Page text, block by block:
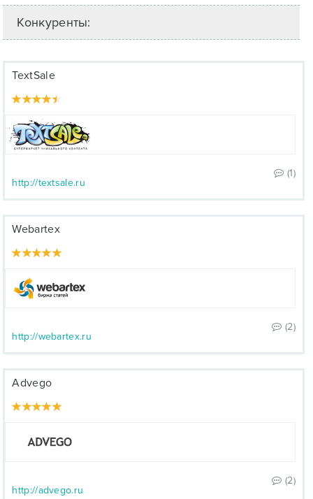
Конкуренты:
TextSale
(1)
http://textsale.ru
Webartex
(2)
http://webartex.ru
Advego
(2)
http://advego.ru